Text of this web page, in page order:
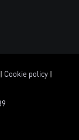
| Cookie policy |